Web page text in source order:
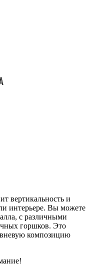
вертикальность и
интерьере. Вы можете
с различными
горшков. Это
композицию